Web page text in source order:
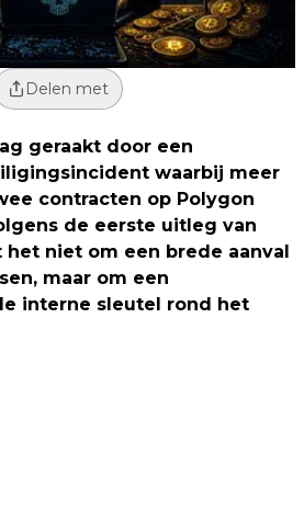
Delen met
geraakt door een
waarbij meer
contracten op Polygon
de eerste uitleg van
het niet om een brede aanval
maar om een
interne sleutel rond het